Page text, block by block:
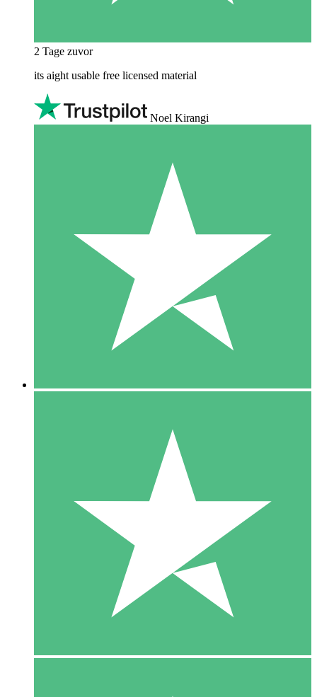
2 Tage zuvor
its aight usable free licensed material
Noel Kirangi